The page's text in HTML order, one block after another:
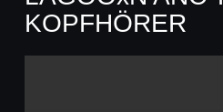
KOPFHÖRER